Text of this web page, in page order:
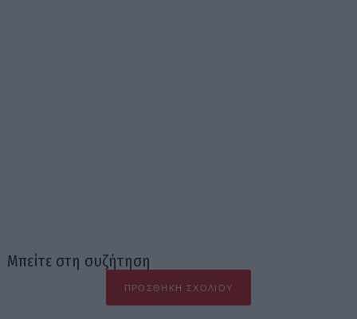
Μπείτε στη συζήτηση
ΠΡΟΣΘΉΚΗ ΣΧΟΛΊΟΥ